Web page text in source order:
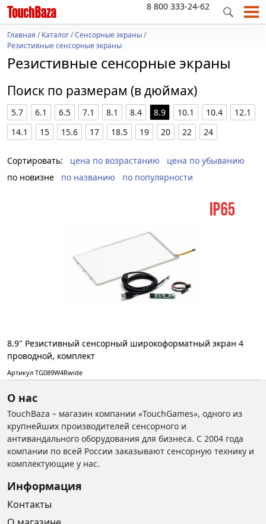
8 800 333-24-62
Главная /Каталог/Сенсорные экраны/
Резистивные сенсорные экраны
Резистивные сенсорные экраны
Поиск по размерам (в дюймах)
5.7 6.1 6.5 7.1 8.1 8.4 8.9 10.1 10.4
12.1
14.1
15 15.6 17 18.5 19 20 22 24
Сортировать: цена по возрастанию
цена по убыванию
по новизне
по названию по популярности
8.9" Резистивный сенсорный широкоформатный экран 4
проводной, комплект
Артикул TG089W4Rwide
О нас
TouchBaza – магазин компании «TouchGames», одного из
крупнейших производителей сенсорного и
антивандального оборудования для бизнеса. С 2004 года
компании по всей России заказывают сенсорную технику и
комплектующие у нас.
Информация
Контакты